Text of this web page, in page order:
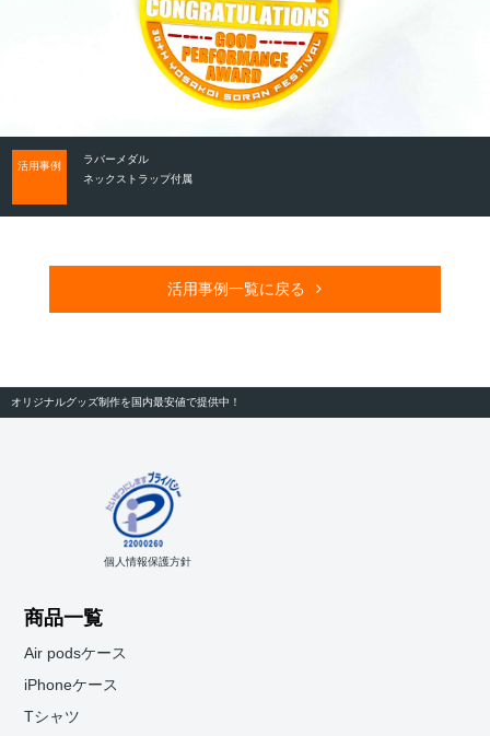
活用事例
ラバーメダル
ネックストラップ付属
活用事例一覧に戻る
オリジナルグッズ制作を国内最安値で提供中！
個人情報保護方針
商品一覧
Air podsケース
iPhoneケース
Tシャツ